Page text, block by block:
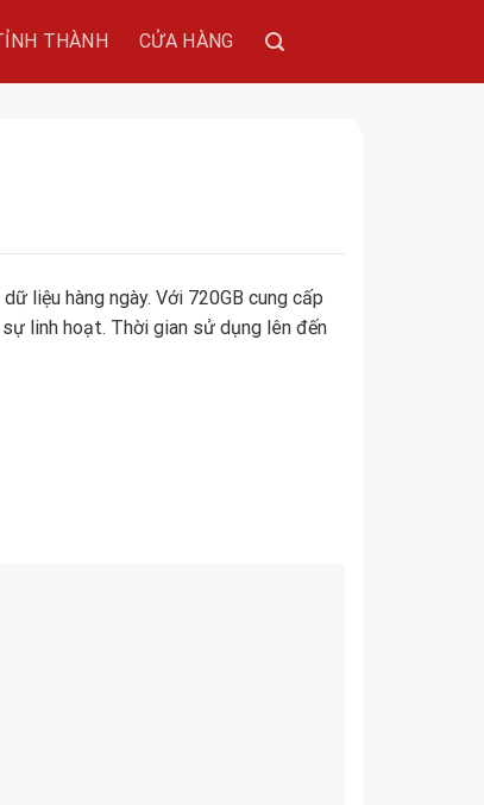
THÀNH CỬA HÀNG
liệu hàng ngày. Với 720GB cung cấp
linh hoạt. Thời gian sử dụng lên đến